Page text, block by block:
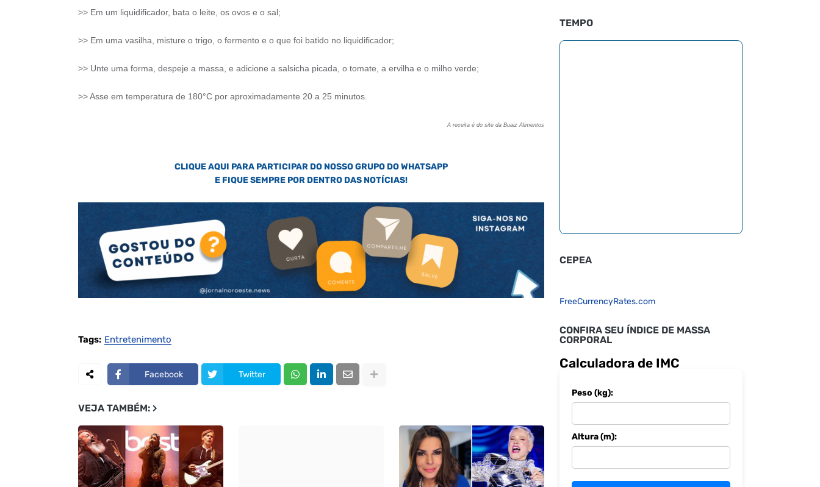
>> Em um liquidificador, bata o leite, os ovos e o sal;
>> Em uma vasilha, misture o trigo, o fermento e o que foi batido no liquidificador;
>> Unte uma forma, despeje a massa, e adicione a salsicha picada, o tomate, a ervilha e o milho verde;
>> Asse em temperatura de 180°C por aproximadamente 20 a 25 minutos.
A receita é do site da Buaiz Alimentos
CLIQUE AQUI PARA PARTICIPAR DO NOSSO GRUPO DO WHATSAPP
E FIQUE SEMPRE POR DENTRO DAS NOTÍCIAS!
Tags: Entretenimento
Facebook Twitter
VEJA TAMBÉM:
TEMPO
CEPEA
FreeCurrencyRates.com
CONFIRA SEU ÍNDICE DE MASSA
CORPORAL
Calculadora de IMC
Peso (kg):
Altura (m):